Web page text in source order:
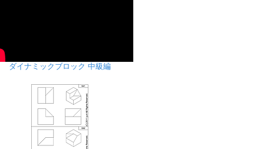
ダイナミックブロック 中級編